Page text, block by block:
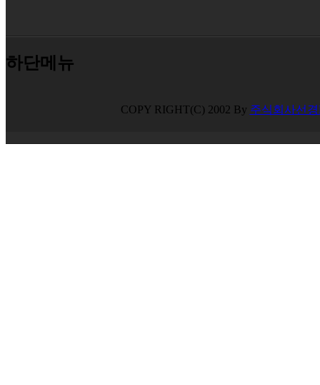
하단메뉴
COPY RIGHT(C) 2002 By 주식회사선